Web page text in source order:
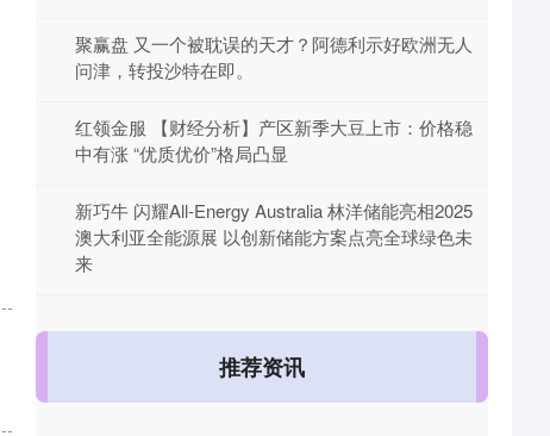
聚赢盘 又一个被耽误的天才？阿德利示好欧洲无人
问津，转投沙特在即。
红领金服 【财经分析】产区新季大豆上市：价格稳
中有涨 “优质优价”格局凸显
新巧牛 闪耀All-Energy Australia 林洋储能亮相2025
澳大利亚全能源展 以创新储能方案点亮全球绿色未
来
推荐资讯